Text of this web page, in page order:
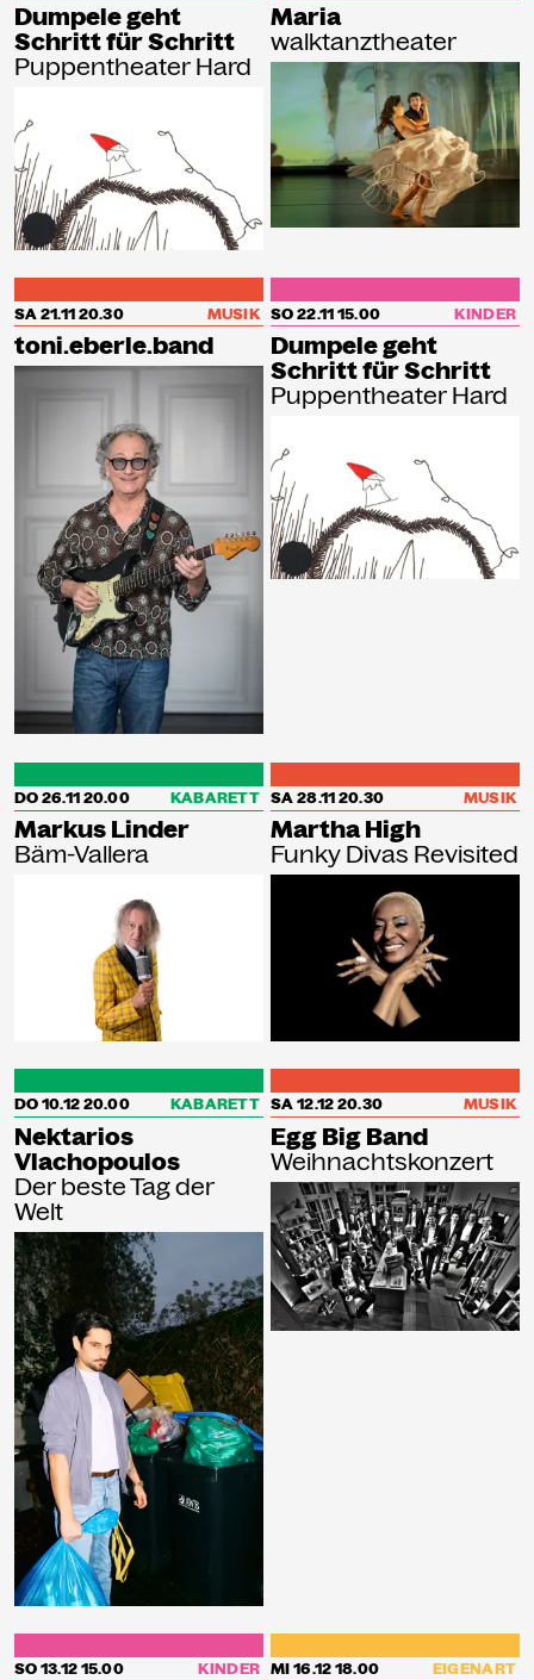
Dumpele geht
Schritt für Schritt
Puppentheater Hard
Maria
walktanztheater
SA 21.1120.30 MUSIK
toni.eberle.band
SO 22.1115.00 KINDER
Dumpele geht
Schritt für Schritt
Puppentheater Hard
DO 26.1120.00 KABARETT
Markus Linder
Bäm-Vallera
SA 28.1120.30 MUSIK
Martha High
Funky Divas Revisited
DO 10.1220.00 KABARETT
Nektarios
Vlachopoulos
Der beste Tag der
Welt
SA 12.1220.30 MUSIK
Egg Big Band
Weihnachtskonzert
SO 13.1215.00 KINDER MI 16.1218.00 EIGENART